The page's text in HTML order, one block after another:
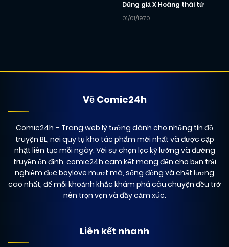
Dũng giả X Hoàng thái tử
01/01/1970
Về Comic24h
Comic24h – Trang web lý tưởng dành cho những tín đồ
truyện BL, nơi quy tụ kho tác phẩm mới nhất và được cập
nhật liên tục mỗi ngày. Với sự chọn lọc kỹ lưỡng và đường
truyền ổn định, comic24h cam kết mang đến cho bạn trải
nghiệm đọc boylove mượt mà, sống động và chất lượng
cao nhất, để mỗi khoảnh khắc khám phá câu chuyện đều trở
nên trọn vẹn và đầy cảm xúc.
Liên kết nhanh